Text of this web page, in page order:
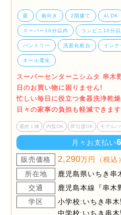
庭 南向き 2階建て 4LDK
スーパー10分以内 コンビニ10分以
パントリー 洗面化粧台 インナ
オール電化
スーパーセンターニシムタ 串木
日のお買い物に困りません!
忙しい毎日に役立つ食器洗浄乾
日々の家事の負担も軽減できます
最終１棟 内覧OK 即引渡OK モデルハ
月々お支払い6
販売価格 2,290万円（税込
所在地
鹿児島県いちき串
交通
鹿児島本線『串木
学区
小学校:いちき串
中学校:いちき串